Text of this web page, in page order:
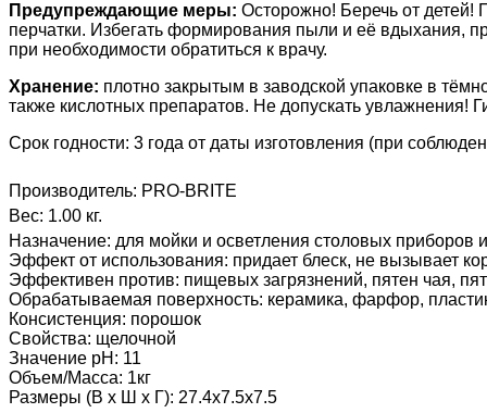
Предупреждающие меры: Осторожно! Беречь от детей!
перчатки. Избегать формирования пыли и её вдыхания,
при необходимости обратиться к врачу.
Хранение: плотно закрытым в заводской упаковке в
также кислотных препаратов. Не допускать увлажнения!
Срок годности: 3 года от даты изготовления (при
Производитель: PRO-BRITE
Вес: 1.00 кг.
Назначение: для мойки и осветления столовых приборов
Эффект от использования: придает блеск, не вызывает
Эффективен против: пищевых загрязнений, пятен чая,
Обрабатываемая поверхность: керамика, фарфор,
Консистенция: порошок
Свойства: щелочной
Значение pH : 11
Объем/Масса: 1кг
Размеры (В х Ш х Г): 27.4x7.5x7.5